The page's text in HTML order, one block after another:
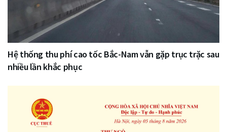
Hệ thống thu phí cao tốc Bắc-Nam vẫn gặp trục trặc sau
nhiều lần khắc phục